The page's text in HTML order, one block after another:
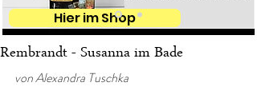
Hier im Shop
Rembrandt - Susanna im Bade
von Alexandra Tuschka